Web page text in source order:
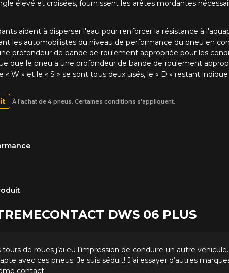
élevé et croisées, fournissent les arêtes mordantes
aident à disperser l'eau pour renforcer la résistance à
les automobilistes du niveau de performance du pneu en
profondeur de bande de roulement appropriée pour les
que le pneu a une profondeur de bande de roulement
W » et le « S » se sont tous deux usés, le « D » restant
À l'achat de 4 pneus. Certaines conditions s'appliquent.
DWS 06 PLUS
de roues j’ai eu l’impression de conduire un autre
avec ces pneus. Je suis séduit! J’ai essayer d’autres
contact